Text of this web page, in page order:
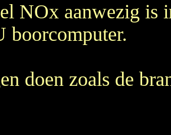
NOx aanwezig is
boorcomputer.
doen zoals de